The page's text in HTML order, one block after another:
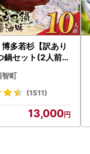
多若杉【訳あり
鍋セット(2人前×
智町
(1511)
13,000